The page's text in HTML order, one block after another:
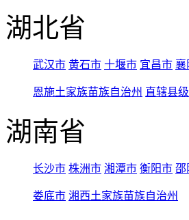
湖北省
武汉市 黄石市 十堰市 宜昌市 襄
恩施土家族苗族自治州 直辖县级
湖南省
长沙市 株洲市 湘潭市 衡阳市 邵
娄底市 湘西土家族苗族自治州